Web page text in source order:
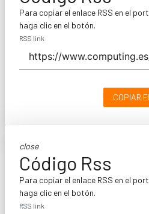
Para copiar el enlace RSS en el
haga clic en el botón.
RSS link
COPIAR
close
Código Rss
Para copiar el enlace RSS en el
haga clic en el botón.
RSS link